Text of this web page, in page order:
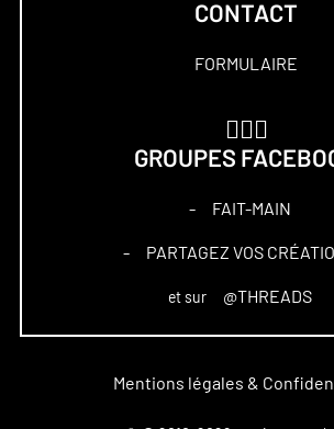
CONTACT
FORMULAIRE
GROUPES
– FAIT-MAIN
– PARTAGEZ VOS
et sur @THREADS
Mentions légales &